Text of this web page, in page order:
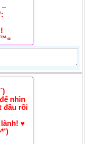
™«
nhìn
đầu rồi
♥